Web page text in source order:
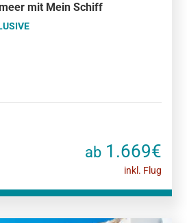
mit Mein Schiff
ab1.669€
inkl. Flug